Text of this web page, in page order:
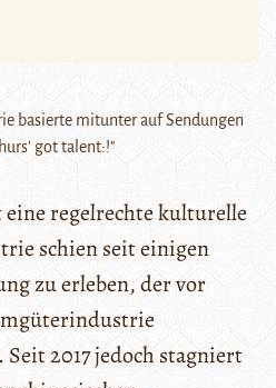
basierte mitunter auf Sendungen
got talent:!"
regelrechte kulturelle
schien seit einigen
zu erleben, der vor
2017 jedoch stagniert